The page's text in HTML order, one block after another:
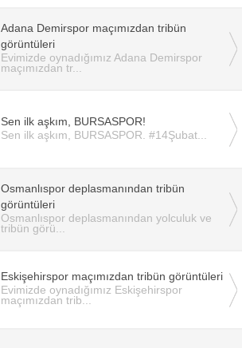
Adana Demirspor maçımızdan tribün
görüntüleri
Evimizde oynadığımız Adana Demirspor
maçımızdan tr...
Sen ilk aşkım, BURSASPOR!
Sen ilk aşkım, BURSASPOR. #14Şubat...
Osmanlıspor deplasmanından tribün
görüntüleri
Osmanlıspor deplasmanından yolculuk ve
tribün görü...
Eskişehirspor maçımızdan tribün görüntüleri
Evimizde oynadığımız Eskişehirspor
maçımızdan trib...